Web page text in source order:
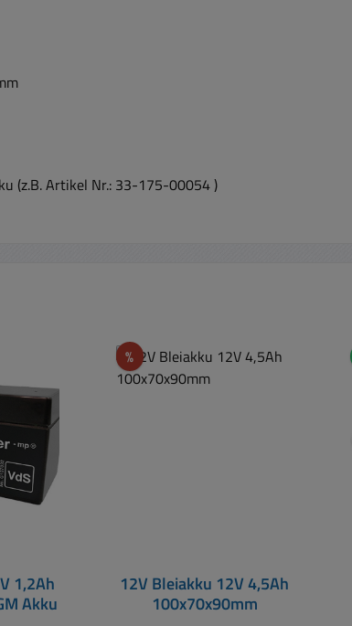
(z.B. Artikel Nr.: 33-175-00054 )
1,2Ah
Akku
%Rabatt
12V Bleiakku 12V 4,5Ah
100x70x90mm